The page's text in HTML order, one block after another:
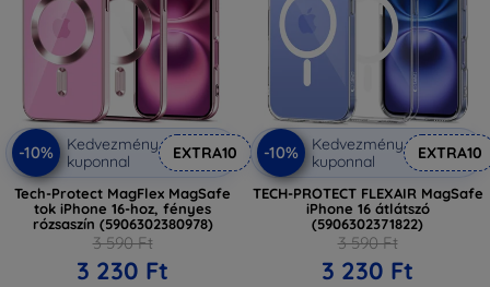
-10%
Kedvezmény
kuponnal
EXTRA10
Tech-Protect MagFlex MagSafe
tok iPhone 16-hoz, fényes
rózsaszín (5906302380978)
3 590 Ft
3 230 Ft
-10%
Kedvezmény
kuponnal
EXTRA10
TECH-PROTECT FLEXAIR MagSafe
iPhone 16 átlátszó
(5906302371822)
3 590 Ft
3 230 Ft